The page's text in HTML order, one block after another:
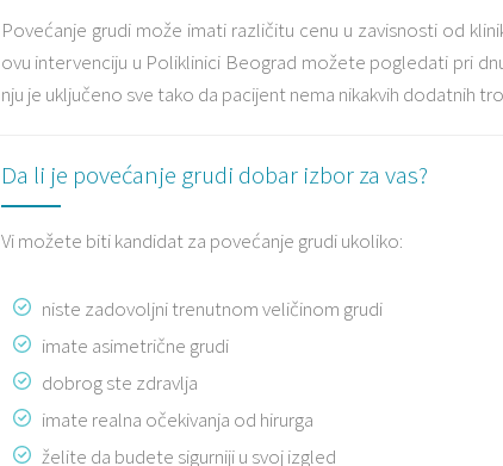
Povećanje grudi može imati različitu cenu u zavisnosti od
ovu intervenciju u Poliklinici Beograd možete pogledati pri
nju je uključeno sve tako da pacijent nema nikakvih dodatnih
Da li je povećanje grudi dobar izbor za vas?
Vi možete biti kandidat za povećanje grudi ukoliko:
niste zadovoljni trenutnom veličinom grudi
imate asimetrične grudi
dobrog ste zdravlja
imate realna očekivanja od hirurga
želite da budete sigurniji u svoj izgled